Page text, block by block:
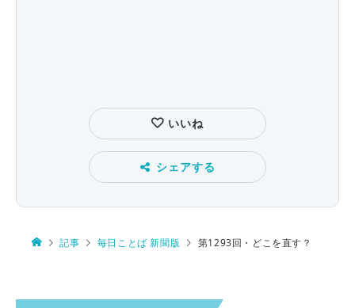
いいね
シェアする
記事 毎日ことば 新聞版 第1293回・どこを直す？